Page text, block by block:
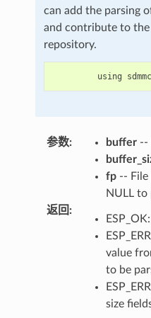
can add the parsing
and contribute to
repository.
using
参数: buffer--
fp-- File
NULL
返回 :
value
to be
size